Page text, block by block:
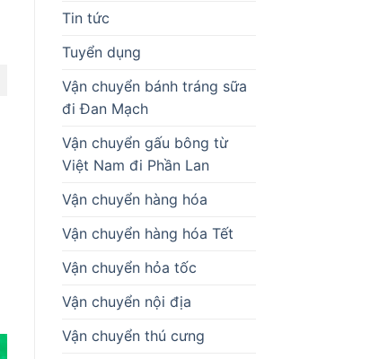
Tin tức
Tuyển dụng
Vận chuyển bánh tráng sữa
đi Đan Mạch
Vận chuyển gấu bông từ
Việt Nam đi Phần Lan
Vận chuyển hàng hóa
Vận chuyển hàng hóa Tết
Vận chuyển hỏa tốc
Vận chuyển nội địa
Vận chuyển thú cưng